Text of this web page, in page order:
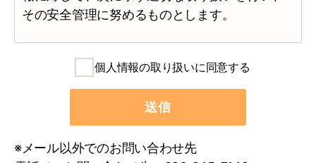
その安全管理に努めるものとします。
1.個人情報の取得について
当社では、お客様への快適な暮らしの適切なご
提案と当社役職員の就業等を管理するために、
必要な範囲で本人から個人情報を直接、書面に
個人情報の取り扱いに同意する
※メール以外でのお問い合わせ先